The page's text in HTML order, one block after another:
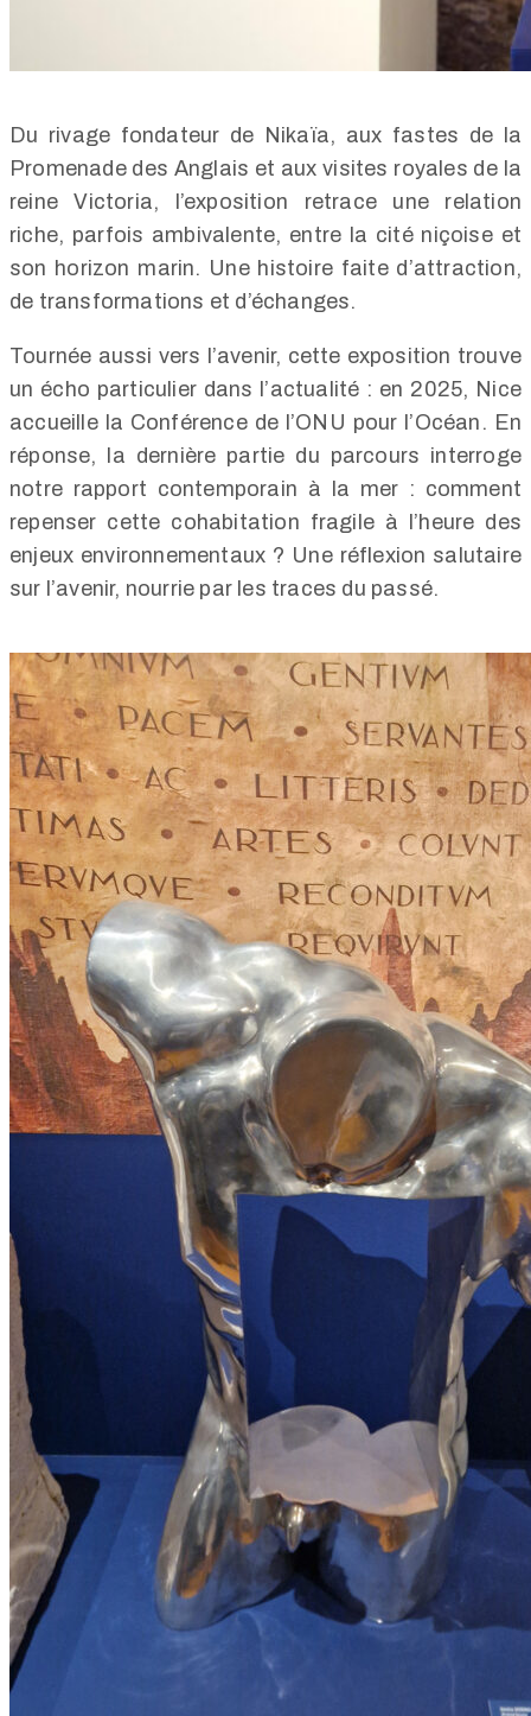
Du rivage fondateur de Nikaïa, aux fastes de la
Promenade des Anglais et aux visites royales de la
reine Victoria, l’exposition retrace une relation
riche, parfois ambivalente, entre la cité niçoise et
son horizon marin. Une histoire faite d’attraction,
de transformations et d’échanges.
Tournée aussi vers l’avenir, cette exposition trouve
un écho particulier dans l’actualité : en 2025, Nice
accueille la Conférence de l’ONU pour l’Océan. En
réponse, la dernière partie du parcours interroge
notre rapport contemporain à la mer : comment
repenser cette cohabitation fragile à l’heure des
enjeux environnementaux ? Une réflexion salutaire
sur l’avenir, nourrie par les traces du passé.